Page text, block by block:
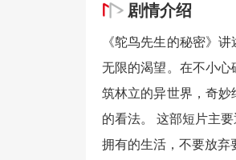
剧情介绍
《鸵鸟先生的秘密》
无限的渴望。在不小
筑林立的异世界，奇
的看法。 这部短片主
拥有的生活，不要放弃